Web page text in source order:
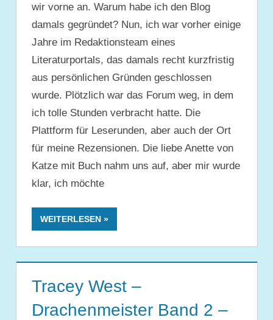
wir vorne an. Warum habe ich den Blog
damals gegründet? Nun, ich war vorher einige
Jahre im Redaktionsteam eines
Literaturportals, das damals recht kurzfristig
aus persönlichen Gründen geschlossen
wurde. Plötzlich war das Forum weg, in dem
ich tolle Stunden verbracht hatte. Die
Plattform für Leserunden, aber auch der Ort
für meine Rezensionen. Die liebe Anette von
Katze mit Buch nahm uns auf, aber mir wurde
klar, ich möchte
WEITERLESEN
Tracey West –
Drachenmeister Band 2 –